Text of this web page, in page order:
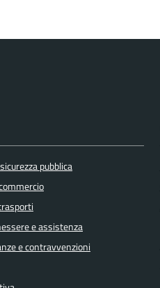
pubblica
e assistenza
e contravvenzioni